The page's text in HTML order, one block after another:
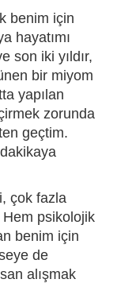
benim için
hayatımı
son iki yıldır,
bir miyom
yapılan
zorunda
geçtim.
çok fazla
psikolojik
benim için
de
alışmak